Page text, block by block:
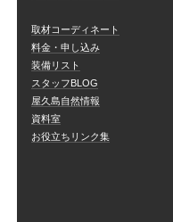
取材コーディネート
料金・申し込み
装備リスト
スタッフBLOG
屋久島自然情報
資料室
お役立ちリンク集